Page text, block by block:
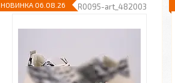
R0095-art_482003
НОВИНКА 06.08.26